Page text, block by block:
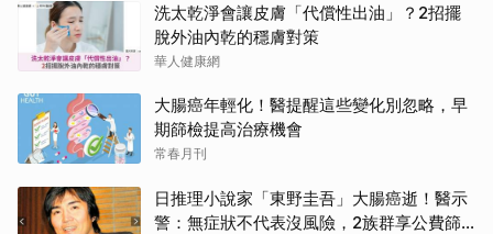
洗太乾淨會讓皮膚「代償性出油」？2招擺
脫外油內乾的穩膚對策
華人健康網
大腸癌年輕化！醫提醒這些變化別忽略，早
期篩檢提高治療機會
常春月刊
日推理小說家「東野圭吾」大腸癌逝！醫示
警：無症狀不代表沒風險，2族群享公費篩